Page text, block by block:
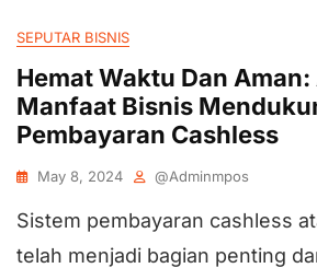
SEPUTAR BISNIS
Hemat Waktu Dan
Manfaat Bisnis
Pembayaran Cashless
May 8, 2024 @adminmpos
Sistem pembayaran cashless
telah menjadi bagian penting